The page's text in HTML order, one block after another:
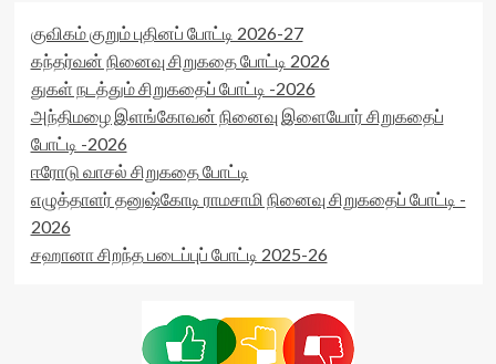
குவிகம் குறும் புதினப் போட்டி 2026-27
கந்தர்வன் நினைவு சிறுகதை போட்டி 2026
துகள் நடத்தும் சிறுகதைப் போட்டி -2026
அந்திமழை இளங்கோவன் நினைவு இளையோர் சிறுகதைப்
போட்டி -2026
ஈரோடு வாசல் சிறுகதை போட்டி
எழுத்தாளர் தனுஷ்கோடி ராமசாமி நினைவு சிறுகதைப் போட்டி -
2026
சஹானா சிறந்த படைப்புப் போட்டி 2025-26